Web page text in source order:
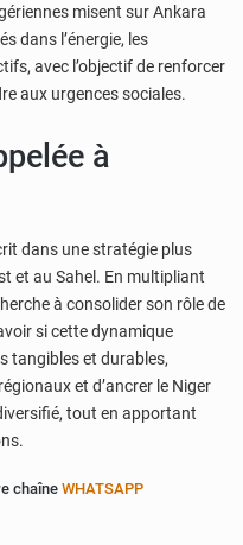
misent sur Ankara
dans l’énergie, les
avec l’objectif de renforcer
aux urgences sociales.
à
dans une stratégie plus
et au Sahel. En multipliant
à consolider son rôle de
si cette dynamique
tangibles et durables,
et d’ancrer le Niger
tout en apportant
chaîne WHATSAPP